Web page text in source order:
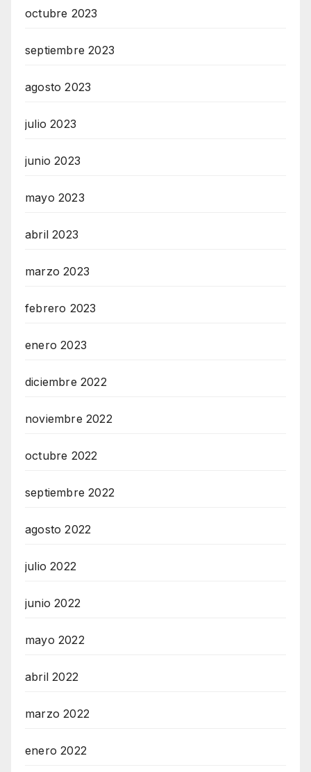
octubre 2023
septiembre 2023
agosto 2023
julio 2023
junio 2023
mayo 2023
abril 2023
marzo 2023
febrero 2023
enero 2023
diciembre 2022
noviembre 2022
octubre 2022
septiembre 2022
agosto 2022
julio 2022
junio 2022
mayo 2022
abril 2022
marzo 2022
enero 2022